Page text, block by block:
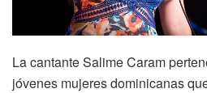
La cantante Salime Caram
jóvenes mujeres dominicanas